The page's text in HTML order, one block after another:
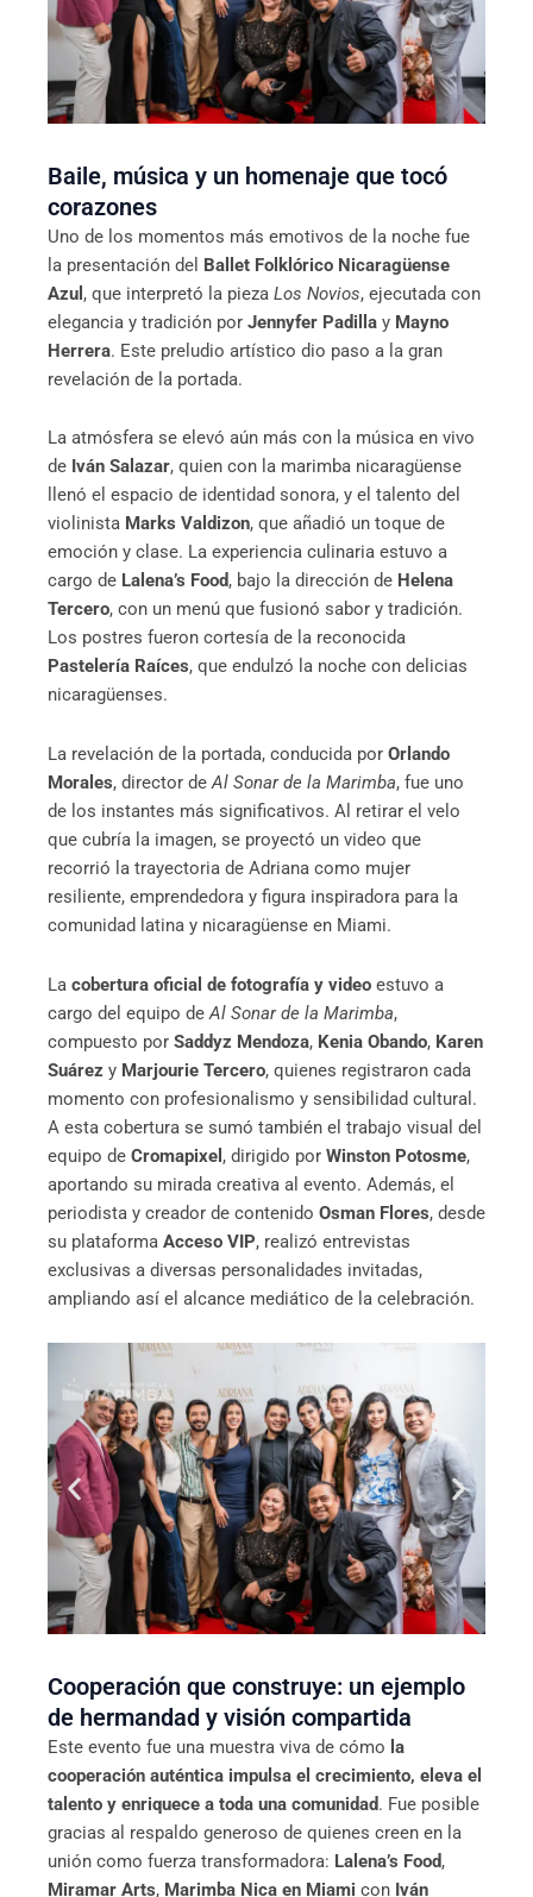
Baile, música y un homenaje que tocó
corazones
Uno de los momentos más emotivos de la noche fue
la presentación del Ballet Folklórico Nicaragüense
Azul , que interpretó la pieza Los Novios, ejecutada con
elegancia y tradición por Jennyfer Padilla y Mayno
Herrera. Este preludio artístico dio paso a la gran
revelación de la portada.
La atmósfera se elevó aún más con la música en vivo
de Iván Salazar, quien con la marimba nicaragüense
llenó el espacio de identidad sonora, y el talento del
violinista Marks Valdizon, que añadió un toque de
emoción y clase. La experiencia culinaria estuvo a
cargo de Lalena’s Food, bajo la dirección de Helena
Tercero, con un menú que fusionó sabor y tradición.
Los postres fueron cortesía de la reconocida
Pastelería Raíces, que endulzó la noche con delicias
nicaragüenses.
La revelación de la portada, conducida por Orlando
Morales, director deAl Sonar de la Marimba, fue uno
de los instantes más significativos. Al retirar el velo
que cubría la imagen, se proyectó un video que
recorrió la trayectoria de Adriana como mujer
resiliente, emprendedora y figura inspiradora para la
comunidad latina y nicaragüense en Miami.
La cobertura oficial de fotografía y video estuvo a
cargo del equipo de Al Sonar de la Marimba,
compuesto por Saddyz Mendoza, Kenia Obando, Karen
Suárez y Marjourie Tercero, quienes registraron cada
momento con profesionalismo y sensibilidad cultural.
A esta cobertura se sumó también el trabajo visual del
equipo de Cromapixel , dirigido por Winston Potosme,
aportando su mirada creativa al evento. Además, el
periodista y creador de contenido Osman Flores, desde
su plataforma Acceso VIP, realizó entrevistas
exclusivas a diversas personalidades invitadas,
ampliando así el alcance mediático de la celebración.
Cooperación que construye: un ejemplo
de hermandad y visión compartida
Este evento fue una muestra viva de cómo la
cooperación auténtica impulsa el crecimiento, eleva el
talento y enriquece a toda una comunidad. Fue posible
gracias al respaldo generoso de quienes creen en la
unión como fuerza transformadora: Lalena’s Food,
Miramar Arts, Marimba Nica en Miami con Iván